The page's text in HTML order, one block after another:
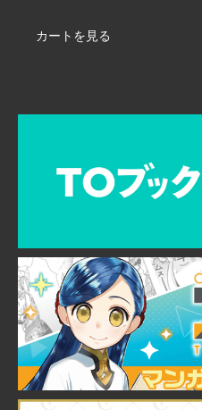
カートを見る